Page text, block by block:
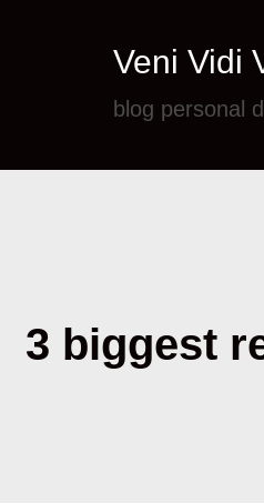
Veni Vidi
blog personal
3 biggest